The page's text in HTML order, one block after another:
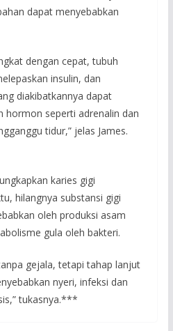
dapat menyebabkan
dengan cepat, tubuh
insulin, dan
diakibatkannya dapat
hormon seperti adrenalin dan
tidur,” jelas James.
karies gigi
hilangnya substansi gigi
oleh produksi asam
gula oleh bakteri.
gejala, tetapi tahap lanjut
nyeri, infeksi dan
tukasnya.***